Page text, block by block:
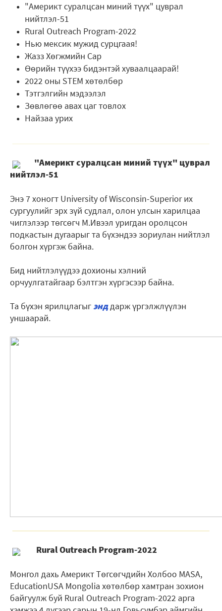
"Америкт суралцсан миний түүх" цуврал
нийтлэл-51
Rural Outreach Program-2022
Нью мексик мужид сурцгаая!
Жазз Хөгжмийн Сар
Өөрийн түүхээ бидэнтэй хуваалцаарай!
2022 оны STEM хөтөлбөр
Тэтгэлгийн мэдээлэл
Зөвлөгөө авах цаг товлох
Найзаа урих
"Америкт суралцсан миний түүх" цуврал
нийтлэл-51
Энэ 7 хоногт University of Wisconsin-Superior их
сургуулийг эрх зүй судлал, олон улсын харилцаа
чиглэлээр төгсөгч М.Ивээл уригдан оролцсон
подкастын дугаарыг та бүхэндээ зориулан нийтлэл
болгон хүргэж байна.
Бид нийтлэлүүдээ дохионы хэлний
орчуулгатайгаар бэлтгэн хүргэсээр байна.
Та бүхэн ярилцлагыгэнддарж үргэлжлүүлэн
уншаарай.
Rural Outreach Program-2022
Монгол дахь Америкт Төгсөгчдийн Холбоо MASA,
EducationUSA Mongolia хөтөлбөр хамтран зохион
байгуулж буй Rural Outreach Program-2022 арга